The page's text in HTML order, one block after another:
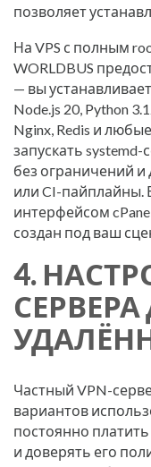
позволяет
На VPS с полным
WORLDBUS
— вы
Node.js 20, Python
Nginx, Redis и
запускать
без ограничений и
или CI-пайплайны.
интерфейсом
создан под ваш
4.
Частный VPN-
вариантов
постоянно
и доверять его